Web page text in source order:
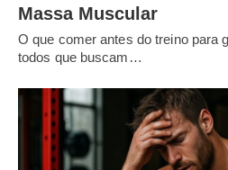
Massa Muscular
O que comer antes do treino para
todos que buscam…